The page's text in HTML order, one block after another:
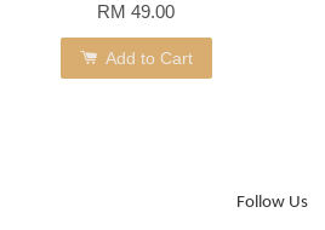
RM 49.00
Add to Cart
Follow Us